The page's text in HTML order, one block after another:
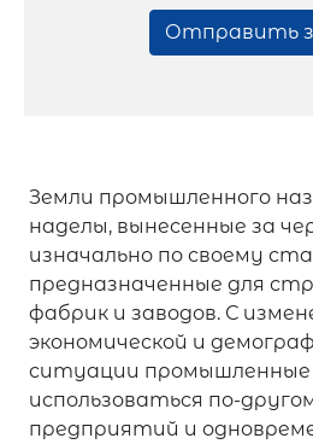
Отправить
Земли промышленного
наделы, вынесенные за
изначально по своему
предназначенные для
фабрик и заводов. С
экономической и
ситуации промышленные
использоваться по-
предприятий и